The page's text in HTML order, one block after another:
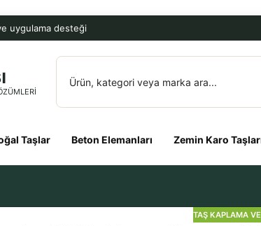
uygulama desteği
Taşlar Beton Elemanları Zemin Karo
TAŞ KAPLAMA